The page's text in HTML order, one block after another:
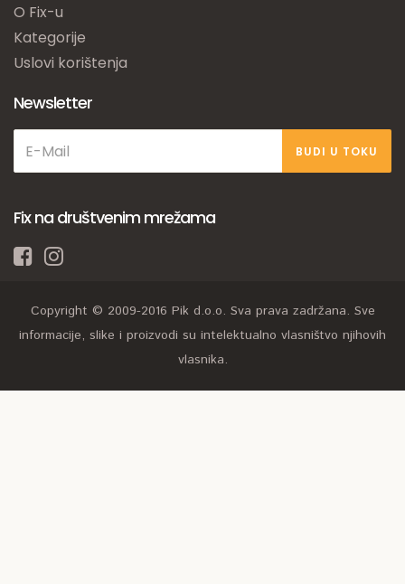
O Fix-u
Kategorije
Uslovi korištenja
Newsletter
BUDI U TOKU
Fix na društvenim mrežama
Copyright © 2009-2016 Pik d.o.o. Sva prava zadržana. Sve
informacije, slike i proizvodi su intelektualno vlasništvo njihovih
vlasnika.